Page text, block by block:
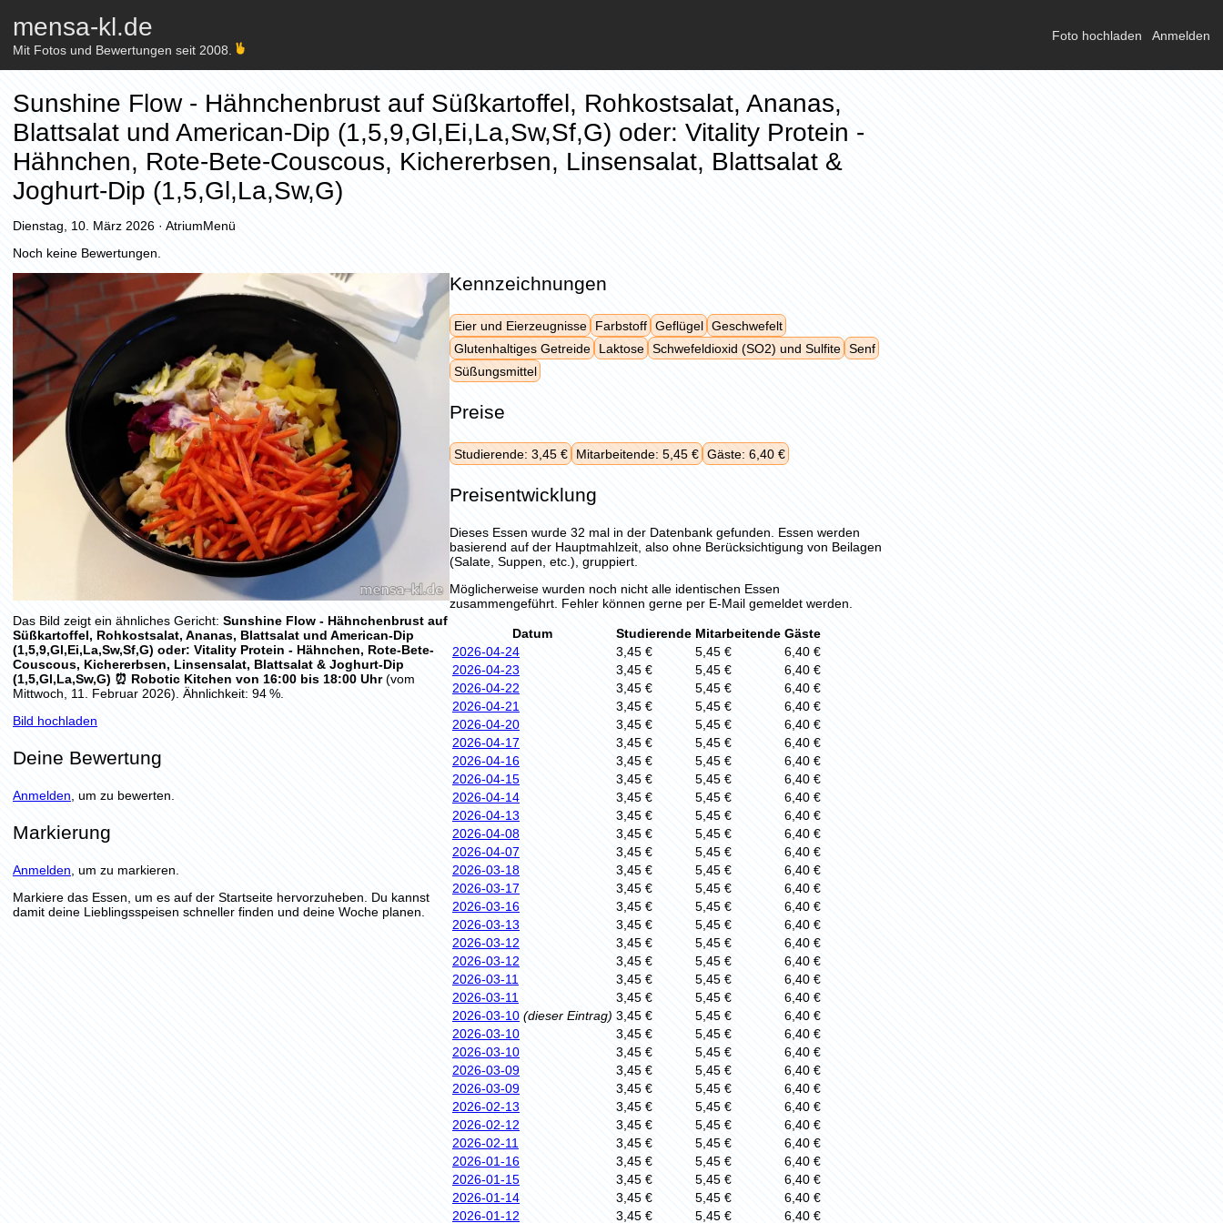
mensa-kl.de
Mit Fotos und Bewertungen seit 2008.
Foto hochladen Anmelden
Sunshine Flow - Hähnchenbrust auf Süßkartoffel, Rohkostsalat, Ananas,
Blattsalat und American-Dip (1,5,9,Gl,Ei,La,Sw,Sf,G) oder: Vitality Protein -
Hähnchen, Rote-Bete-Couscous, Kichererbsen, Linsensalat, Blattsalat &
Joghurt-Dip (1,5,Gl,La,Sw,G)
Dienstag, 10. März 2026 · AtriumMenü
Noch keine Bewertungen.
Das Bild zeigt ein ähnliches Gericht: Sunshine Flow - Hähnchenbrust auf
Süßkartoffel, Rohkostsalat, Ananas, Blattsalat und American-Dip
(1,5,9,Gl,Ei,La,Sw,Sf,G) oder: Vitality Protein - Hähnchen, Rote-Bete-
Couscous, Kichererbsen, Linsensalat, Blattsalat & Joghurt-Dip
(1,5,Gl,La,Sw,G) ⏰ Robotic Kitchen von 16:00 bis 18:00 Uhr(vom
Mittwoch, 11. Februar 2026). Ähnlichkeit: 94 %.
Bild hochladen
Deine Bewertung
Anmelden , um zu bewerten.
Markierung
Anmelden , um zu markieren.
Markiere das Essen, um es auf der Startseite hervorzuheben. Du kannst
damit deine Lieblingsspeisen schneller finden und deine Woche planen.
Kennzeichnungen
Eier und Eierzeugnisse Farbstoff Geflügel Geschwefelt
Glutenhaltiges Getreide
Laktose Schwefeldioxid (SO2) und Sulfite Senf
Süßungsmittel
Preise
Studierende: 3,45 € Mitarbeitende: 5,45 € Gäste: 6,40 €
Preisentwicklung
Dieses Essen wurde 32 mal in der Datenbank gefunden. Essen werden
basierend auf der Hauptmahlzeit, also ohne Berücksichtigung von Beilagen
(Salate, Suppen, etc.), gruppiert.
Möglicherweise wurden noch nicht alle identischen Essen
zusammengeführt. Fehler können gerne per E-Mail gemeldet werden.
Datum Studierende Mitarbeitende Gäste
2026-04-24
3,45 € 5,45 €
6,40 €
2026-04-23
3,45 € 5,45 €
6,40 €
2026-04-22
3,45 € 5,45 €
6,40 €
2026-04-21
3,45 € 5,45 €
6,40 €
2026-04-20
3,45 € 5,45 €
6,40 €
2026-04-17
3,45 € 5,45 €
6,40 €
2026-04-16
3,45 € 5,45 €
6,40 €
2026-04-15
3,45 € 5,45 €
6,40 €
2026-04-14
3,45 € 5,45 €
6,40 €
2026-04-13
3,45 € 5,45 €
6,40 €
2026-04-08
3,45 € 5,45 €
6,40 €
2026-04-07
3,45 € 5,45 €
6,40 €
2026-03-18
3,45 € 5,45 €
6,40 €
2026-03-17
3,45 € 5,45 €
6,40 €
2026-03-16
3,45 € 5,45 €
6,40 €
2026-03-13
3,45 € 5,45 €
6,40 €
2026-03-12
3,45 € 5,45 €
6,40 €
2026-03-12
3,45 € 5,45 €
6,40 €
2026-03-11
3,45 € 5,45 €
6,40 €
2026-03-11
3,45 € 5,45 €
6,40 €
2026-03-10 (dieser Eintrag) 3,45 € 5,45 €
6,40 €
2026-03-10
3,45 € 5,45 €
6,40 €
2026-03-10
3,45 € 5,45 €
6,40 €
2026-03-09
3,45 € 5,45 €
6,40 €
2026-03-09
3,45 € 5,45 €
6,40 €
2026-02-13
3,45 € 5,45 €
6,40 €
2026-02-12
3,45 € 5,45 €
6,40 €
2026-02-11
3,45 € 5,45 €
6,40 €
2026-01-16
3,45 € 5,45 €
6,40 €
2026-01-15
3,45 € 5,45 €
6,40 €
2026-01-14
3,45 € 5,45 €
6,40 €
2026-01-12
3,45 € 5,45 € 6,40 €